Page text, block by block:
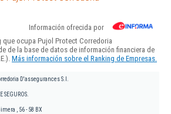
Información ofrecida por
que ocupa Pujol Protect Corredoria
de la base de datos de información financiera de
Más información sobre el Ranking de Empresas.
D'assegurances S.l.
SEGUROS.
, 56 - 58 BX